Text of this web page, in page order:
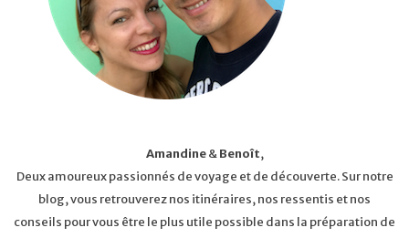
Amandine&Benoît,
Deux amoureux passionnés de voyage et de découverte. Sur notre
blog, vous retrouverez nos itinéraires, nos ressentis et nos
conseils pour vous être le plus utile possible dans la préparation de